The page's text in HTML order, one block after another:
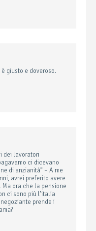
giusto e doveroso.
dei lavoratori
ci dicevano
di anzianità” – A me
avrei preferito avere
ora che la pensione
ci sono più l’italia
prende i